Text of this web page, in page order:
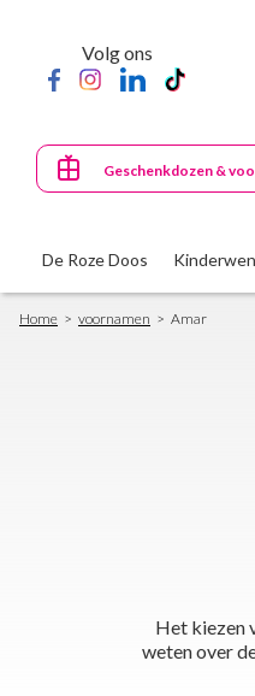
content
Volg ons
Geschenkdozen &
De Roze Doos
Breadcrumb
Home voornamen Amar
Het kiezen
weten over